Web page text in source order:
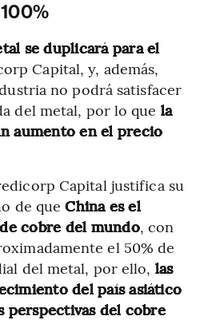
se duplicará para el
Capital, y, además,
no podrá satisfacer
del metal, por lo que la
aumento en el precio
Capital justifica su
de queChina es el
cobre del mundo, con
el 50% de
del metal, por ello, las
del país asiático
perspectivas del cobre